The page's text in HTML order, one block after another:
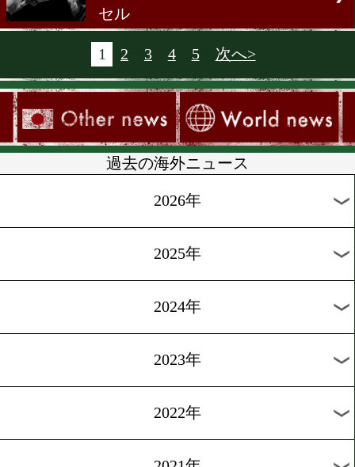
海外の試合結果①
海外の試合結果
[ニュース]2010.12.10
[ニュース]2010.12.9
1月にLH級王座統一戦
[ニュース]2010.12.9
W・クリチコ、防衛戦はキ